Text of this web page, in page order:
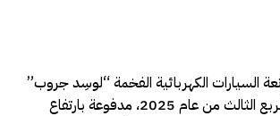
السيارات الكهربائية الفخمة “لوسِد جروب”
بوتيرة حادة خلال الربع الثالث من عام 2025، مدفوعة بارتفاع